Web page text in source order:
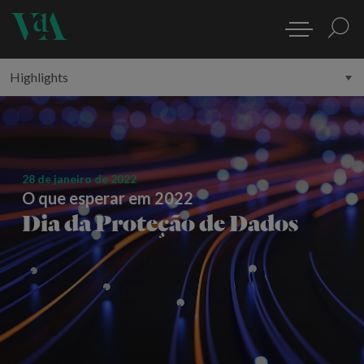
28 de janeiro de 2022
O que esperar em 2022
Dia da Proteção de Dados